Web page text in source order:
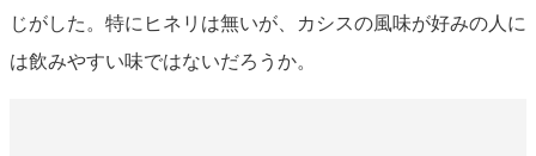
じがした。特にヒネリは無いが、カシスの風味が好みの人に
は飲みやすい味ではないだろうか。